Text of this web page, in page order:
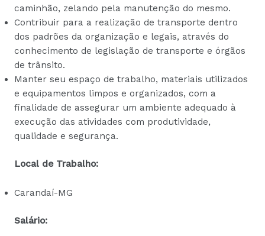
caminhão, zelando pela manutenção do mesmo.
Contribuir para a realização de transporte dentro
dos padrões da organização e legais, através do
conhecimento de legislação de transporte e órgãos
de trânsito.
Manter seu espaço de trabalho, materiais utilizados
e equipamentos limpos e organizados, com a
finalidade de assegurar um ambiente adequado à
execução das atividades com produtividade,
qualidade e segurança.
Local de Trabalho:
Carandaí-MG
Salário: